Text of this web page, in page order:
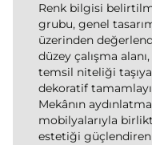
Renk bilgisi
grubu, genel
üzerinden
düzey çalışma
temsil niteliği
dekoratif
Mekânın
mobilyalarıyla
estetiği